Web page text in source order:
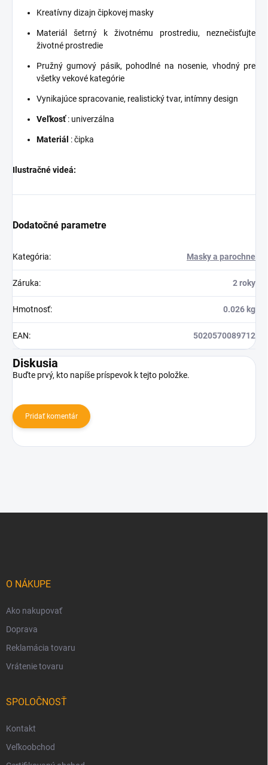
Kreatívny dizajn čipkovej masky
Materiál šetrný k životnému prostrediu, neznečisťujte
životné prostredie
Pružný gumový pásik, pohodlné na nosenie, vhodný pre
všetky vekové kategórie
Vynikajúce spracovanie, realistický tvar, intímny design
Veľkosť: univerzálna
Materiál : čipka
Ilustračné videá:
Dodatočné parametre
Kategória: Masky a parochne
Záruka: 2 roky
Hmotnosť: 0.026 kg
EAN: 5020570089712
Diskusia
Buďte prvý, kto napíše príspevok k tejto položke.
Pridať komentár
O NÁKUPE
Ako nakupovať
Doprava
Reklamácia tovaru
Vrátenie tovaru
SPOLOČNOSŤ
Kontakt
Veľkoobchod